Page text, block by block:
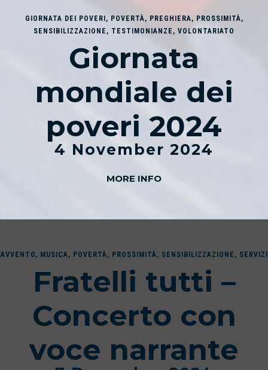
GIORNATA DEI POVERI, POVERTÀ, PREGHIERA, PROSSIMITÀ,
SENSIBILIZZAZIONE , TESTIMONIANZE , VOLONTARIATO
Giornata
mondiale dei
poveri 2024
4 November 2024
MORE INFO
AVVENTO, MUSICA, POVERTÀ, PROSSIMITÀ, SENSIBILIZZAZIONE , SERVIZI
Fratelli tutti –
Concerto con
voce narrante